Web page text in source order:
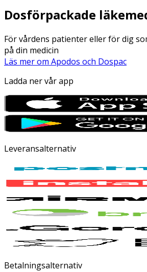
Dosförpackade
För vårdens patienter eller för dig
på din medicin
Läs mer om Apodos och Dospac
Ladda ner vår app
Leveransalternativ
Betalningsalternativ